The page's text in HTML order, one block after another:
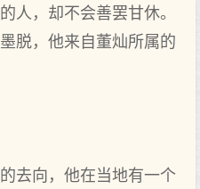
人，却不会善罢甘休。
脱，他来自董灿所属的
去向，他在当地有一个